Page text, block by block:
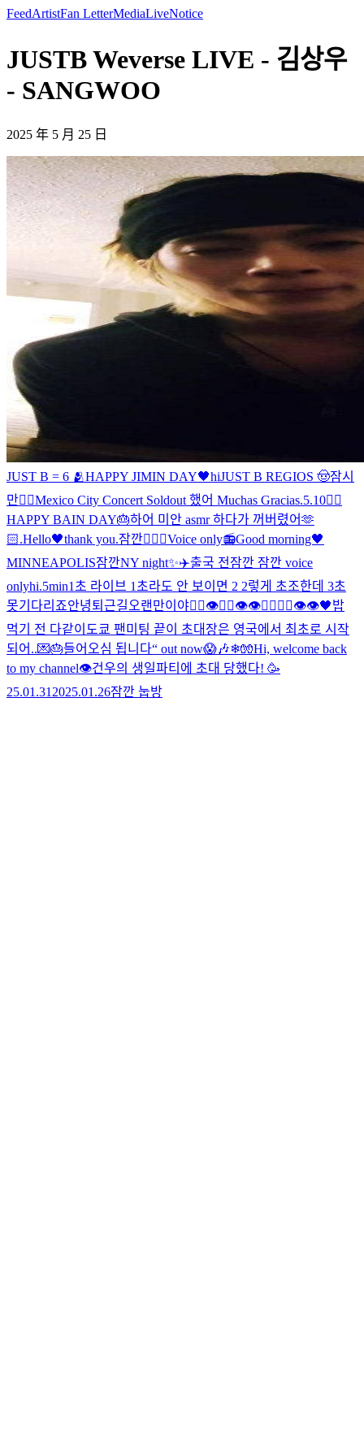
FeedArtistFan LetterMediaLiveNotice
JUSTB Weverse LIVE - 김상우
- SANGWOO
2025 年 5 月 25 日
JUST B = 6 🫂HAPPY JIMIN DAY🖤hiJUST B REGIOS 🤠잠시
만🖐🏻Mexico City Concert Soldout 했어 Muchas Gracias.5.10🖐🏻
HAPPY BAIN DAY🎂하어 미안 asmr 하다가 꺼버렸어🫶
🏻.Hello🖤thank you.잠깐🖐🏻 🖤Voice only📻Good morning🖤
MINNEAPOLIS잠깐NY night✨✈️출국 전잠깐 잠깐 voice
onlyhi.5min1초 라이브 1초라도 안 보이면 2 2렇게 초조한데 3초
못기다리죠안녕퇴근길 오랜만이야🖐🏻👁🖐🏻👁👁🖐🏻🖐🏻👁👁🖤밥
먹기 전 다같이 도쿄 팬미팅 끝이 초대장은 영국에서 최초로 시작
되어..💌🎂들어오심 됩니다“ out now😱🎶❄🧤Hi, welcome back
to my channel👁️건우의 생일파티에 초대 당했다! 🥳
25.01.31 2025.01.26잠깐 눕방